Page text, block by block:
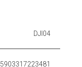
DJI04
5903317223481